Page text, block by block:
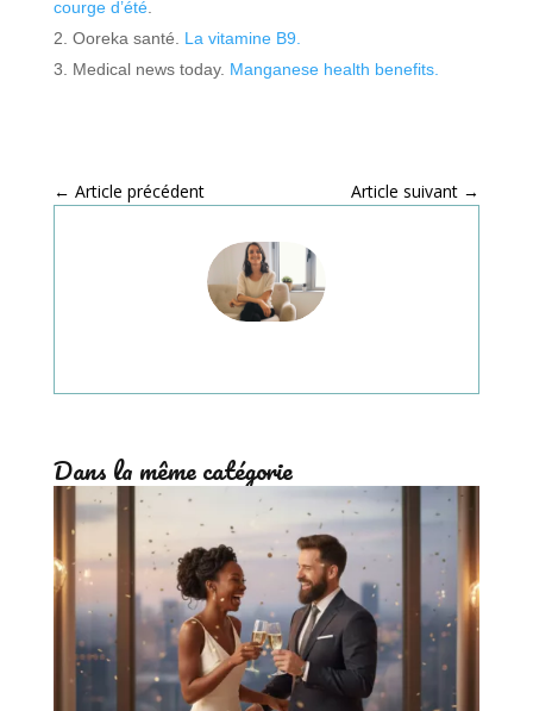
courge d’été.
Ooreka santé.
La vitamine B9.
Medical news today. Manganese health benefits.
← Article précédent Article suivant →
Dans la même catégorie